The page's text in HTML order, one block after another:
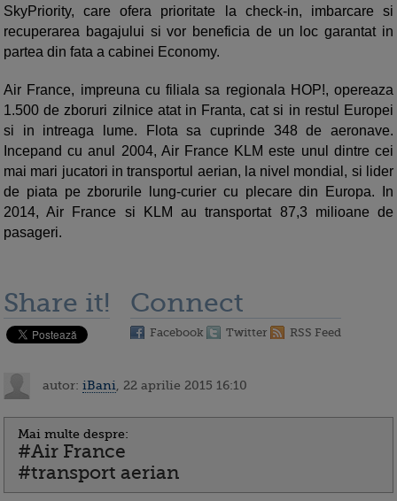
SkyPriority, care ofera prioritate la check-in, imbarcare si
recuperarea bagajului si vor beneficia de un loc garantat in
partea din fata a cabinei Economy.
Air France, impreuna cu filiala sa regionala HOP!, opereaza
1.500 de zboruri zilnice atat in Franta, cat si in restul Europei
si in intreaga lume. Flota sa cuprinde 348 de aeronave.
Incepand cu anul 2004, Air France KLM este unul dintre cei
mai mari jucatori in transportul aerian, la nivel mondial, si lider
de piata pe zborurile lung-curier cu plecare din Europa. In
2014, Air France si KLM au transportat 87,3 milioane de
pasageri.
Share it! Connect
Facebook Twitter RSS Feed
autor: iBani , 22 aprilie 2015 16:10
Mai multe despre:
#Air France
#transport aerian